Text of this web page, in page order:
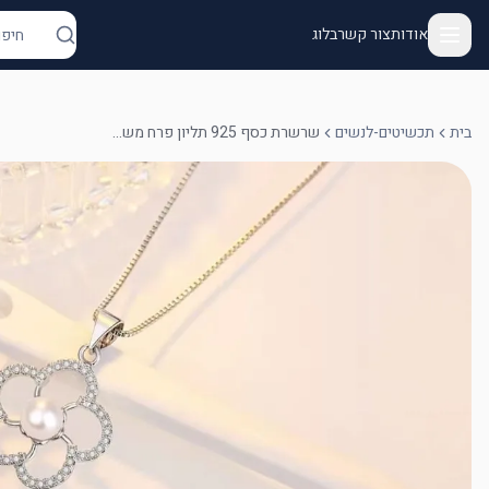
אודותצור קשרבלוג
בית תכשיטים-לנשים שרשרת כסף 925 תליון פרח משובץ עם פנינה